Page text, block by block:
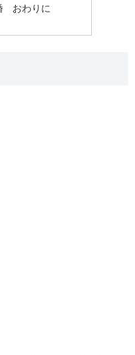
おわりに